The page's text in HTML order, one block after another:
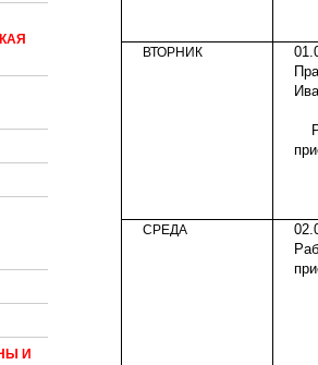
И
ВТОРНИК
СРЕДА